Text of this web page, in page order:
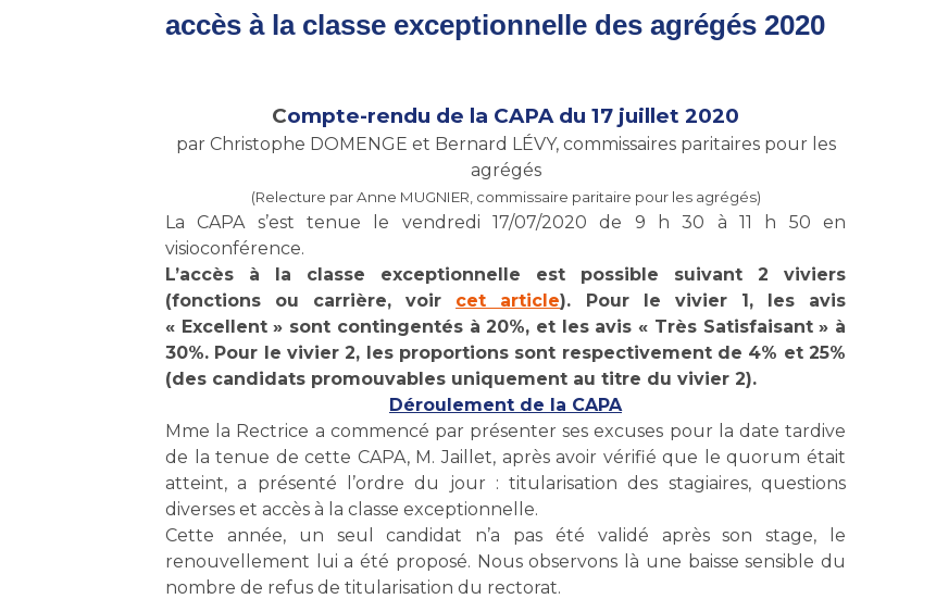
accès à la classe exceptionnelle des agrégés 2020
Compte-rendu de la CAPA du 17 juillet 2020
par Christophe DOMENGE et Bernard LÉVY, commissaires paritaires pour les
agrégés
(Relecture par Anne MUGNIER, commissaire paritaire pour les agrégés)
La CAPA s’est tenue le vendredi 17/07/2020 de 9 h 30 à 11 h 50 en
visioconférence.
L’accès à la classe exceptionnelle est possible suivant 2 viviers
(fonctions ou carrière, voir cet article). Pour le vivier 1, les avis
« Excellent » sont contingentés à 20%, et les avis « Très Satisfaisant » à
30%. Pour le vivier 2, les proportions sont respectivement de 4% et 25%
(des candidats promouvables uniquement au titre du vivier 2).
Déroulement de la CAPA
Mme la Rectrice a commencé par présenter ses excuses pour la date tardive
de la tenue de cette CAPA, M. Jaillet, après avoir vérifié que le quorum était
atteint, a présenté l’ordre du jour : titularisation des stagiaires, questions
diverses et accès à la classe exceptionnelle.
Cette année, un seul candidat n’a pas été validé après son stage, le
renouvellement lui a été proposé. Nous observons là une baisse sensible du
nombre de refus de titularisation du rectorat.